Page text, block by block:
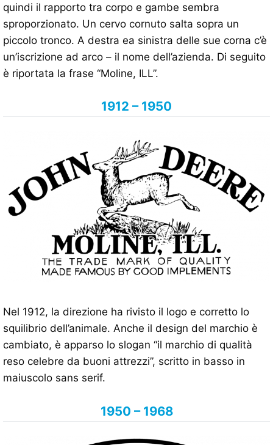
quindi il rapporto tra corpo e gambe sembra
sproporzionato. Un cervo cornuto salta sopra un
piccolo tronco. A destra ea sinistra delle sue corna c’è
un’iscrizione ad arco – il nome dell’azienda. Di seguito
è riportata la frase “Moline, ILL”.
1912 – 1950
Nel 1912, la direzione ha rivisto il logo e corretto lo
squilibrio dell’animale. Anche il design del marchio è
cambiato, è apparso lo slogan “il marchio di qualità
reso celebre da buoni attrezzi”, scritto in basso in
maiuscolo sans serif.
1950 – 1968